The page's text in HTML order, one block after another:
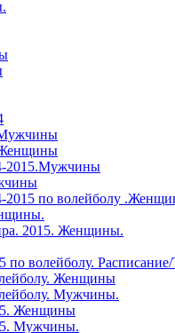
2015.Мужчины
2015 по волейболу
2015. Женщины.
волейболу.
Женщины
Мужчины.
Женщины
Мужчины.